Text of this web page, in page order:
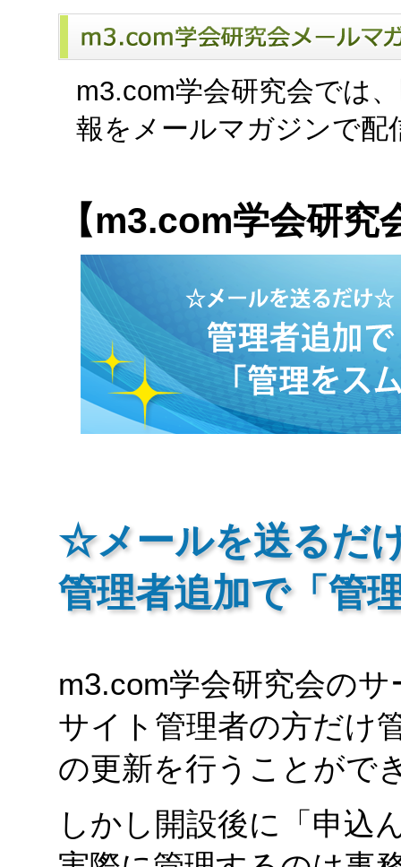
m3.com学会研究会では
報をメールマガジンで配
【m3.com学会研
☆メールを送るだ
管理者追加で「管
m3.com学会研究会の
サイト管理者の方だけ
の更新を行うことがで
しかし開設後に「申込